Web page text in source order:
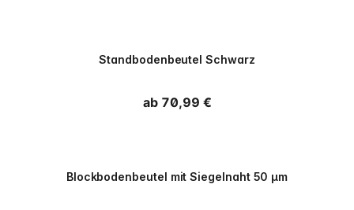
Standbodenbeutel Schwarz
Normaler Preis
ab 70,99 €
Blockbodenbeutel mit Siegelnaht 50 µm